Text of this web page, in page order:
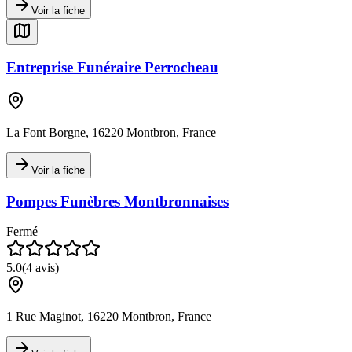
Voir la fiche
Entreprise Funéraire Perrocheau
La Font Borgne, 16220 Montbron, France
Voir la fiche
Pompes Funèbres Montbronnaises
Fermé
5.0(4 avis)
1 Rue Maginot, 16220 Montbron, France